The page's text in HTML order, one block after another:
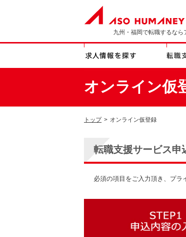
九州・福岡で転職するなら
オンライン仮
トップ > オンライン仮登録
転職支援サービス申
必須の項目をご入力頂き、プラ